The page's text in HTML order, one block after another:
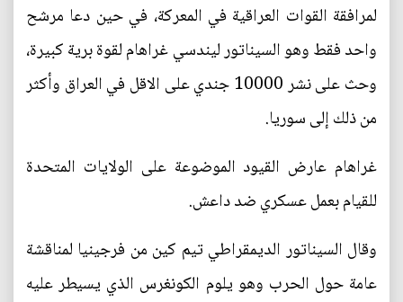
لمرافقة القوات العراقية في المعركة، في حين دعا مرشح
واحد فقط وهو السيناتور ليندسي غراهام لقوة برية كبيرة،
وحث على نشر 10000 جندي على الاقل في العراق وأكثر
من ذلك إلى سوريا.
غراهام عارض القيود الموضوعة على الولايات المتحدة
للقيام بعمل عسكري ضد داعش.
وقال السيناتور الديمقراطي تيم كين من فرجينيا لمناقشة
عامة حول الحرب وهو يلوم الكونغرس الذي يسيطر عليه